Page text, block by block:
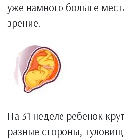
уже намного больше
зрение.
На 31 неделе ребенок
разные стороны,